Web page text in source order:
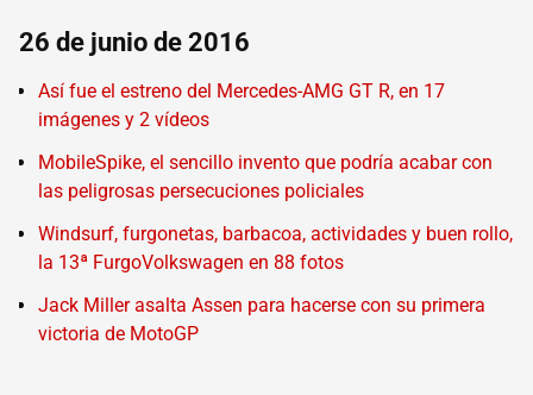
26 de junio de 2016
Así fue el estreno del Mercedes-AMG GT R, en 17
imágenes y 2 vídeos
MobileSpike, el sencillo invento que podría acabar con
las peligrosas persecuciones policiales
Windsurf, furgonetas, barbacoa, actividades y buen rollo,
la 13ª FurgoVolkswagen en 88 fotos
Jack Miller asalta Assen para hacerse con su primera
victoria de MotoGP